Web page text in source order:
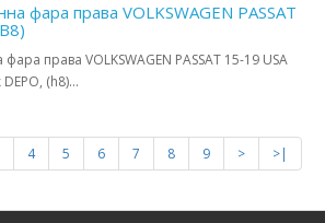
фара права VOLKSWAGEN PASSAT
права VOLKSWAGEN PASSAT 15-19 USA
(h8)...
4 5 6 7 8 9 > >|